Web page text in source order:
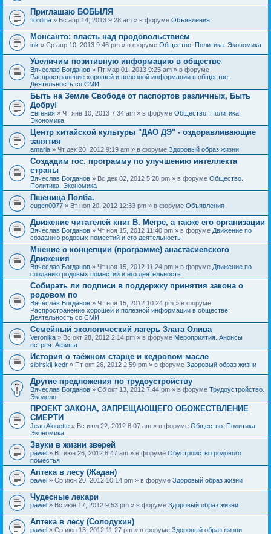
я
т
е
м
а
с
о
д
е
р
ж
и
т
о
п
р
о
с
.
о
ж
е
н
и
я
Приглашаю БОБЫЛЯ
fiordina » Вс апр 14, 2013 9:28 am » в форуме Объявления
Монсанто: власть над продовольствием
ink » Ср апр 10, 2013 9:46 pm » в форуме Общество. Политика. Экономика
Увеличим позитивную информацию в обществе
Вячеслав Богданов » Пт мар 01, 2013 9:25 am » в форуме
Распространение хорошей и полезной информации в обществе.
Деятельность со СМИ
Быть на Земле Свободе от паспортов различных, Быть
Добру!
Евгения » Чт янв 10, 2013 7:34 am » в форуме Общество. Политика.
Экономика
Центр китайской культуры "ДАО ДЭ" - оздоравливающие
занятия
amaria » Чт дек 20, 2012 9:19 am » в форуме Здоровый образ жизни
Создадим гос. программу по улучшению интеллекта
страны
Вячеслав Богданов » Вс дек 02, 2012 5:28 pm » в форуме Общество.
Политика. Экономика
Пшеница Полба.
eugen0077 » Вт ноя 20, 2012 12:33 pm » в форуме Объявления
Движение читателей книг В. Мегре, а также его организации
Вячеслав Богданов » Чт ноя 15, 2012 11:40 pm » в форуме Движение по
созданию родовых поместий и его деятельность
Мнение о концепции (программе) анастасиевского
Движения
Вячеслав Богданов » Чт ноя 15, 2012 11:24 pm » в форуме Движение по
созданию родовых поместий и его деятельность
Собирать ли подписи в поддержку принятия закона о
родовом по
Вячеслав Богданов » Чт ноя 15, 2012 10:24 pm » в форуме
Распространение хорошей и полезной информации в обществе.
Деятельность со СМИ
Семейный экологический лагерь Злата Олива
Veronika » Вс окт 28, 2012 2:14 pm » в форуме Мероприятия. Анонсы
встреч. Афиша
История о таёжном старце и кедровом масле
sibirskij-kedr » Пт окт 26, 2012 2:59 pm » в форуме Здоровый образ жизни
Другие предложения по трудоустройству
Вячеслав Богданов » Сб окт 13, 2012 7:44 pm » в форуме Трудоустройство.
Экодело
ПРОЕКТ ЗАКОНА, ЗАПРЕЩАЮЩЕГО ОБОЖЕСТВЛЕНИЕ
СМЕРТИ
Jean Alouette » Вс июл 22, 2012 8:07 am » в форуме Общество. Политика.
Экономика
Звуки в жизни зверей
pawel » Вт июн 26, 2012 6:47 am » в форуме Обустройство родового
поместья
Аптека в лесу (Жадан)
pawel » Ср июн 20, 2012 10:14 pm » в форуме Здоровый образ жизни
Чудесные лекари
pawel » Вс июн 17, 2012 9:53 pm » в форуме Здоровый образ жизни
Аптека в лесу (Солодухин)
pawel » Ср июн 13, 2012 11:27 pm » в форуме Здоровый образ жизни